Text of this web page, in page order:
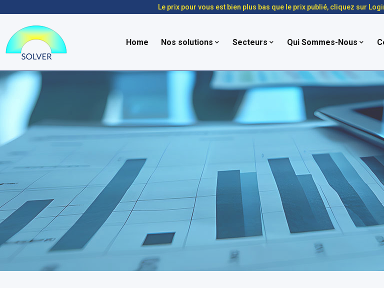
Le prix pour vous est bien plus bas que le prix publié, cliquez sur
Home Nos solutions Secteurs Qui Sommes-Nous